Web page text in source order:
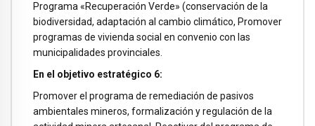
Programa «Recuperación Verde» (conservación de la
biodiversidad, adaptación al cambio climático, Promover
programas de vivienda social en convenio con las
municipalidades provinciales.
En el objetivo estratégico 6:
Promover el programa de remediación de pasivos
ambientales mineros, formalización y regulación de la